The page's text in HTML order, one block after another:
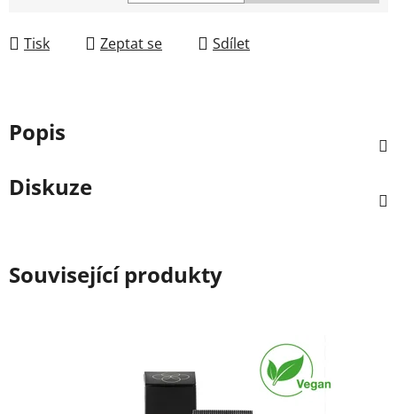
Tisk Zeptat se Sdílet
Popis
Diskuze
Související produkty